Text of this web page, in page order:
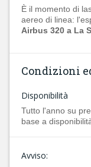
È il momento di
aereo di linea:
Airbus 320 a La
Condizioni
Disponibilità
Tutto l'anno su
base a
Avviso: